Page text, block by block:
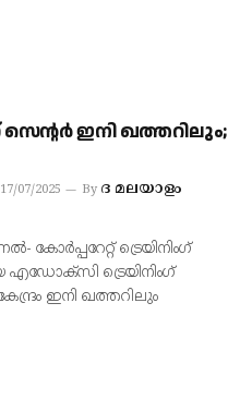
ഇനി ഖത്തറിലും;
17/07/2025 By ദ മലയാളം
ട്രെയിനിംഗ്
എഡോക്‌സി ട്രെയിനിംഗ്
കേന്ദ്രം ഇനി ഖത്തറിലും